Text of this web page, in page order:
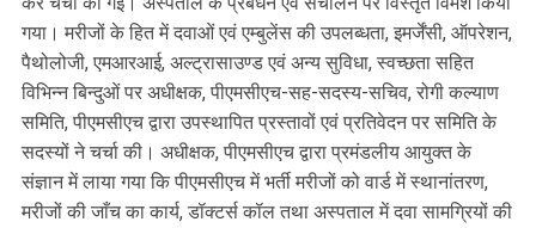
गया। मरीजों के हित में दवाओं एवं एम्बुलेंस की उपलब्धता, इमर्जेंसी, ऑपरेशन,
पैथोलोजी, एमआरआई, अल्ट्रासाउण्ड एवं अन्य सुविधा, स्वच्छता सहित
विभिन्न बिन्दुओं पर अधीक्षक, पीएमसीएच-सह-सदस्य-सचिव, रोगी कल्याण
समिति, पीएमसीएच द्वारा उपस्थापित प्रस्तावों एवं प्रतिवेदन पर समिति के
सदस्यों ने चर्चा की। अधीक्षक, पीएमसीएच द्वारा प्रमंडलीय आयुक्त के
संज्ञान में लाया गया कि पीएमसीएच में भर्ती मरीजों को वार्ड में स्थानांतरण,
मरीजों की जाँच का कार्य, डॉक्टर्स कॉल तथा अस्पताल में दवा सामग्रियों की